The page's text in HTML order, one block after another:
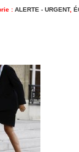
: ALERTE - URGENT,